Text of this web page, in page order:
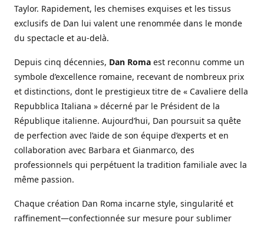
Taylor. Rapidement, les chemises exquises et les tissus
exclusifs de Dan lui valent une renommée dans le monde
du spectacle et au-delà.
Depuis cinq décennies, Dan Roma est reconnu comme un
symbole d’excellence romaine, recevant de nombreux prix
et distinctions, dont le prestigieux titre de « Cavaliere della
Repubblica Italiana » décerné par le Président de la
République italienne. Aujourd’hui, Dan poursuit sa quête
de perfection avec l’aide de son équipe d’experts et en
collaboration avec Barbara et Gianmarco, des
professionnels qui perpétuent la tradition familiale avec la
même passion.
Chaque création Dan Roma incarne style, singularité et
raffinement—confectionnée sur mesure pour sublimer